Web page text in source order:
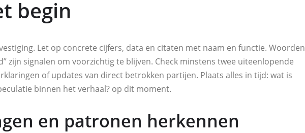
begin
Let op concrete cijfers, data en citaten met naam en functie. Woorden
zijn signalen om voorzichtig te blijven. Check minstens twee uiteenlopende
of updates van direct betrokken partijen. Plaats alles in tijd: wat is
binnen het verhaal? op dit moment.
en patronen herkennen